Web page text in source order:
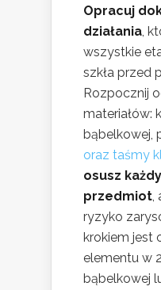
Opracuj
działania ,
wszystkie
szkła przed
Rozpocznij
materiałów:
bąbelkowej,
oraz taśmy
osusz
przedmiot
ryzyko
krokiem jest
elementu w
bąbelkowej